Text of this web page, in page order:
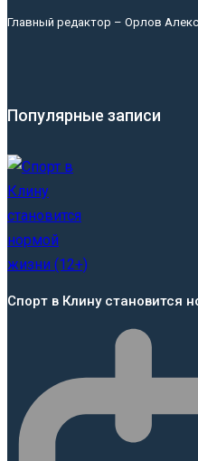
Главный редактор – Орлов
Популярные записи
Спорт в Клину становится